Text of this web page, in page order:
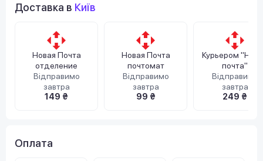
Доставка в Київ
Новая Почта
отделение
Відправимо
завтра
149 ₴
Новая Почта
почтомат
Відправимо
завтра
99 ₴
Курьером
почта"
Відправимо
завтра
249 ₴
Оплата